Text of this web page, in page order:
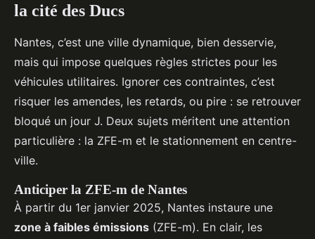
la cité des Ducs
Nantes, c’est une ville dynamique, bien desservie,
mais qui impose quelques règles strictes pour les
véhicules utilitaires. Ignorer ces contraintes, c’est
risquer les amendes, les retards, ou pire : se retrouver
bloqué un jour J. Deux sujets méritent une attention
particulière : la ZFE-m et le stationnement en centre-
ville.
Anticiper la ZFE-m de Nantes
À partir du 1er janvier 2025, Nantes instaure une
zone à faibles émissions (ZFE-m). En clair, les